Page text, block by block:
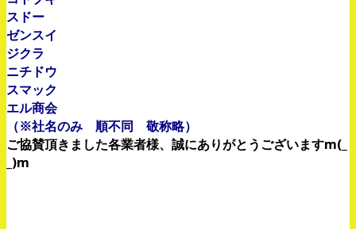
スドー
ゼンスイ
ジクラ
ニチドウ
スマック
エル商会
（※社名のみ 順不同 敬称略）
ご協賛頂きました各業者様、誠にありがとうございますm(_
_)m